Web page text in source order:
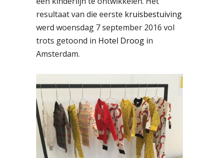
resultaat van die eerste kruisbestuiving
werd woensdag 7 september 2016 vol
trots getoond in Hotel Droog in
Amsterdam.